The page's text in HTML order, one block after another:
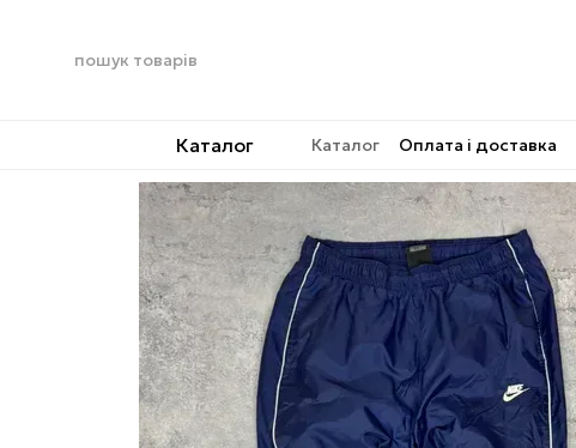
Каталог Каталог Оплата і доставка